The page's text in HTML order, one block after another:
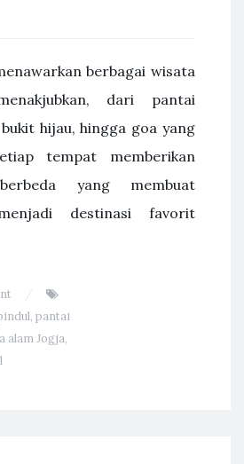
berbagai wisata
dari pantai
hijau, hingga goa yang
tempat memberikan
yang membuat
destinasi favorit
, pantai
alam Jogja,